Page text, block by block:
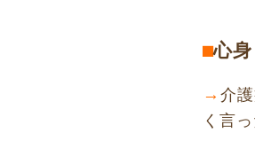
→ 介
く言
⬛︎心